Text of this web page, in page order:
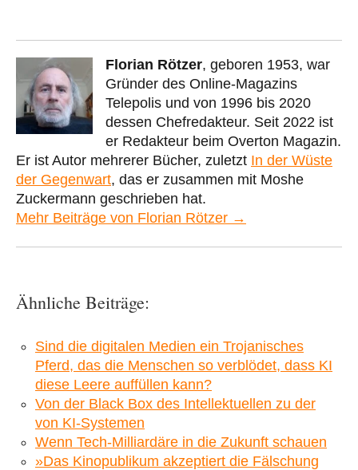
Florian Rötzer, geboren 1953, war
Gründer des Online-Magazins
Telepolis und von 1996 bis 2020
dessen Chefredakteur. Seit 2022 ist
er Redakteur beim Overton Magazin.
Er ist Autor mehrerer Bücher, zuletzt In der Wüste
der Gegenwart, das er zusammen mit Moshe
Zuckermann geschrieben hat.
Mehr Beiträge von Florian Rötzer →
Ähnliche Beiträge:
Sind die digitalen Medien ein Trojanisches
Pferd, das die Menschen so verblödet, dass KI
diese Leere auffüllen kann?
Von der Black Box des Intellektuellen zu der
von KI-Systemen
Wenn Tech-Milliardäre in die Zukunft schauen
»Das Kinopublikum akzeptiert die Fälschung